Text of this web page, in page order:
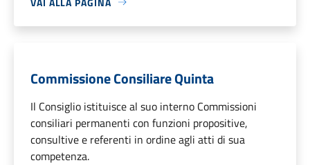
Commissione Consiliare Quinta
Il Consiglio istituisce al suo interno Commissioni
consiliari permanenti con funzioni propositive,
consultive e referenti in ordine agli atti di sua
competenza.